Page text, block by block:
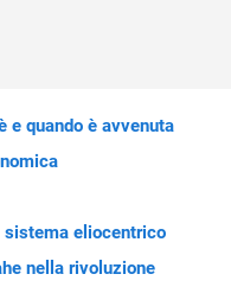
e quando è avvenuta
sistema eliocentrico
nella rivoluzione